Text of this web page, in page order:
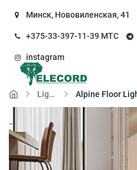
Минск, Нововиленская, 41
+375-33-397-11-39 МТС
instagram
Light Stone